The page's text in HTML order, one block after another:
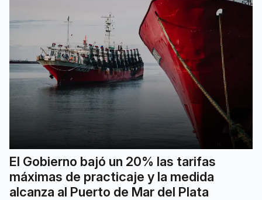
El Gobierno bajó un 20% las tarifas
máximas de practicaje y la medida
alcanza al Puerto de Mar del Plata